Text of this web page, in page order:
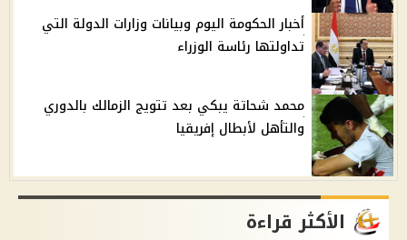
أخبار الحكومة اليوم وبيانات وزارات الدولة التي
تداولتها رئاسة الوزراء
محمد شحاتة يبكي بعد تتويج الزمالك بالدوري
والتأهل لأبطال إفريقيا
الأكثر قراءة